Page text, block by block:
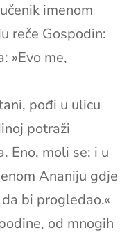
imenom
reče Gospodin:
»Evo me,
pođi u ulicu
potraži
Eno, moli se; i u
Ananiju gdje
bi progledao.«
od mnogih